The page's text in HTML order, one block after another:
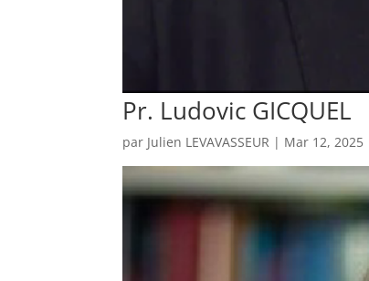
Pr. Ludovic GICQUEL
par Julien LEVAVASSEUR | Mar 12, 2025